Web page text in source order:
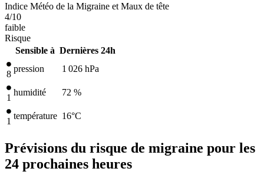
Indice Météo de la Migraine et Maux de tête
4/10
faible
Risque
Sensible à Dernières 24h
8
pression 1 026 hPa
1
humidité 72 %
1
température 16°C
Prévisions du risque de migraine pour les
24 prochaines heures